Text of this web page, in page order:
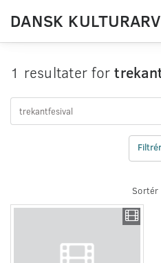
DANSK KULTURARV
1 resultater for
Filtrér